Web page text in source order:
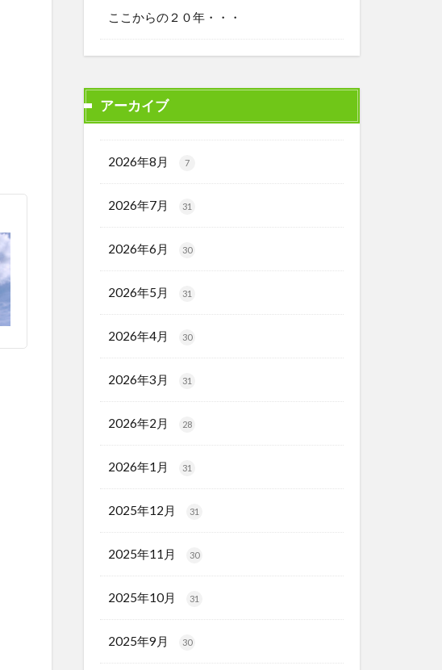
ここからの２０年・・・
アーカイブ
2026年8月 7
2026年7月 31
2026年6月 30
2026年5月 31
2026年4月 30
2026年3月 31
2026年2月 28
2026年1月 31
2025年12月 31
2025年11月 30
2025年10月 31
2025年9月 30